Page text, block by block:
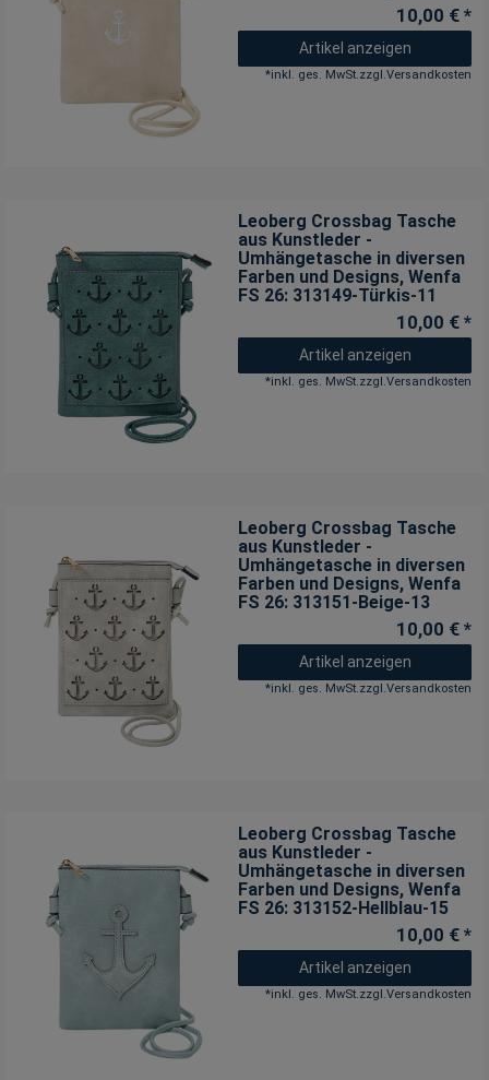
10,00 € *
Artikel anzeigen
*inkl. ges. MwSt.zzgl.Versandkosten
Leoberg Crossbag Tasche
aus Kunstleder -
Umhängetasche in diversen
Farben und Designs, Wenfa
FS 26: 313149-Türkis-11
10,00 € *
Artikel anzeigen
*inkl. ges. MwSt.zzgl.Versandkosten
Leoberg Crossbag Tasche
aus Kunstleder -
Umhängetasche in diversen
Farben und Designs, Wenfa
FS 26: 313151-Beige-13
10,00 € *
Artikel anzeigen
*inkl. ges. MwSt.zzgl.Versandkosten
Leoberg Crossbag Tasche
aus Kunstleder -
Umhängetasche in diversen
Farben und Designs, Wenfa
FS 26: 313152-Hellblau-15
10,00 € *
Artikel anzeigen
*inkl. ges. MwSt.zzgl.Versandkosten